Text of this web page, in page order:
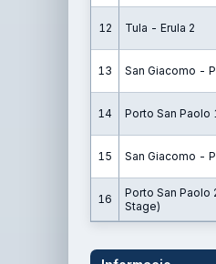
12 Tula - Erula 2
13 San Giacomo -
14 Porto San Paolo
15 San Giacomo -
16
Porto San Paolo
Stage)